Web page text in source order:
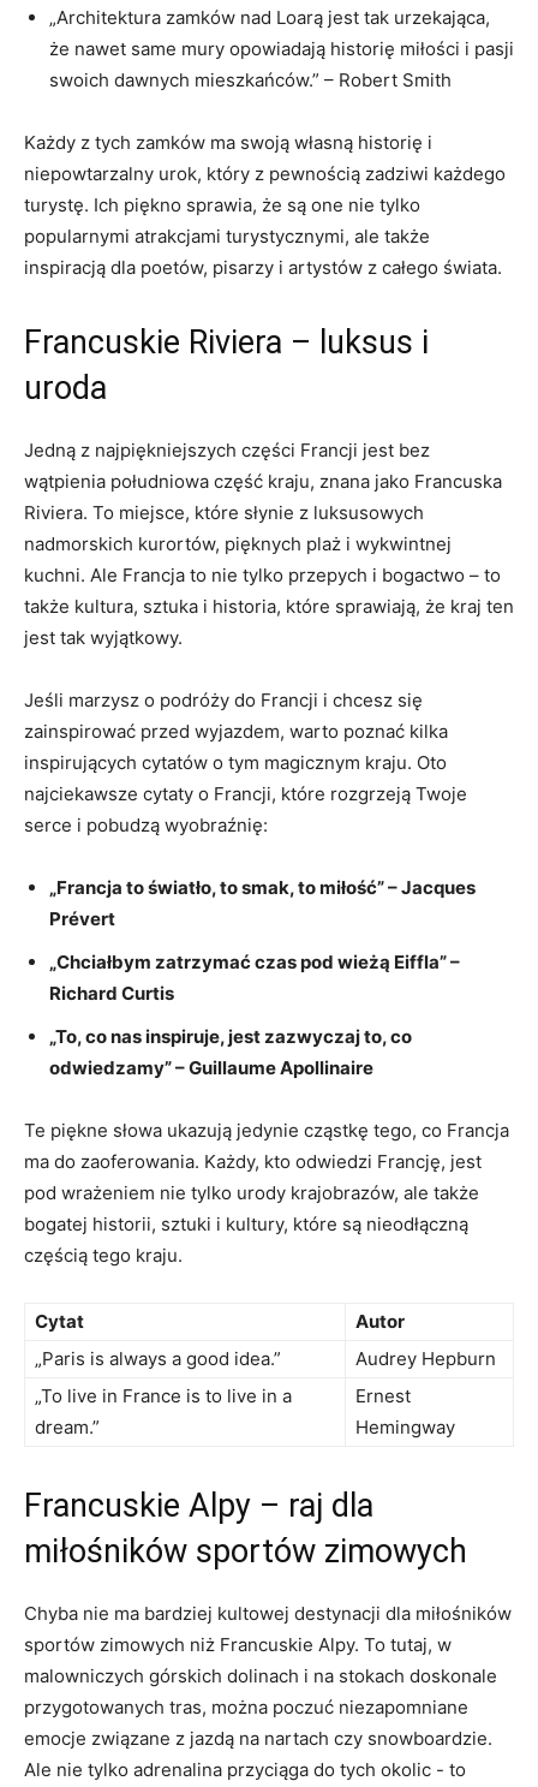
„Architektura ‍zamków nad Loarą jest tak urzekająca,
że ‍nawet same‍ mury opowiadają historię⁤ miłości i pasji
swoich dawnych mieszkańców.” – Robert⁢ Smith
Każdy z tych zamków ma swoją własną historię i
niepowtarzalny ‌urok, który z pewnością ‌zadziwi każdego
turystę. Ich piękno sprawia, że są one nie tylko
popularnymi atrakcjami turystycznymi, ale ‌także
inspiracją⁣ dla poetów, pisarzy ‍i artystów z całego świata.
Francuskie Riviera – luksus i
uroda
Jedną z najpiękniejszych części Francji jest ⁣bez
wątpienia południowa część kraju, znana jako Francuska⁤
Riviera. To miejsce, które słynie z luksusowych
nadmorskich kurortów, pięknych ⁢plaż i wykwintnej
kuchni. Ale Francja ⁣to nie tylko przepych i bogactwo – to
także kultura, sztuka i historia, które sprawiają, że kraj ten
jest tak wyjątkowy.
Jeśli marzysz o⁣ podróży do Francji i ‍chcesz się
⁤zainspirować przed wyjazdem, warto poznać kilka
inspirujących cytatów o tym magicznym kraju. Oto
najciekawsze cytaty⁣ o Francji, które‌ rozgrzeją Twoje
serce i pobudzą wyobraźnię:
„Francja to światło, to smak, to miłość” – Jacques
Prévert
„Chciałbym zatrzymać czas ​pod wieżą Eiffla” –
Richard Curtis
„To,⁤ co nas inspiruje, jest zazwyczaj to, co
odwiedzamy” – Guillaume Apollinaire
Te piękne słowa ukazują jedynie cząstkę tego, co Francja
ma do‌ zaoferowania. Każdy, kto odwiedzi Francję,⁤ jest
pod ⁤wrażeniem ‌nie tylko⁤ urody krajobrazów, ale także
bogatej historii, sztuki i kultury, które są nieodłączną
częścią tego kraju.
Cytat
Autor
„Paris is ⁤always a good ‌idea.”
Audrey Hepburn
„To‍ live in France is to live in a
dream.”
Ernest
Hemingway
Francuskie Alpy – raj dla
miłośników sportów zimowych
Chyba nie ma bardziej kultowej destynacji dla​ miłośników
sportów zimowych niż Francuskie Alpy. To tutaj, ​w
malowniczych górskich‍ dolinach i na stokach doskonale
przygotowanych tras, można poczuć niezapomniane
emocje związane z jazdą ⁤na ⁣nartach czy snowboardzie.
Ale ⁤nie tylko adrenalina przyciąga do⁢ tych okolic -‍ to